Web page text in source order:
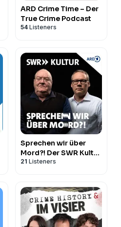
ARD Crime Time – Der
True Crime Podcast
54 Listeners
Sprechen wir über
Mord?! Der SWR Kultur
True Crime Podcast
21 Listeners